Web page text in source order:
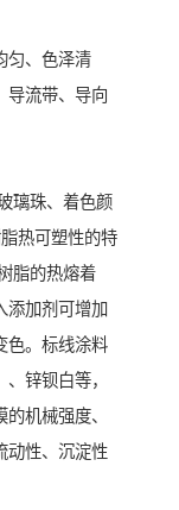
匀、色泽清
导流带、导向
璃珠、着色颜
热可塑性的特
脂的热熔着
添加剂可增加
色。标线涂料
锌钡白等，
机械强度、
动性、沉淀性